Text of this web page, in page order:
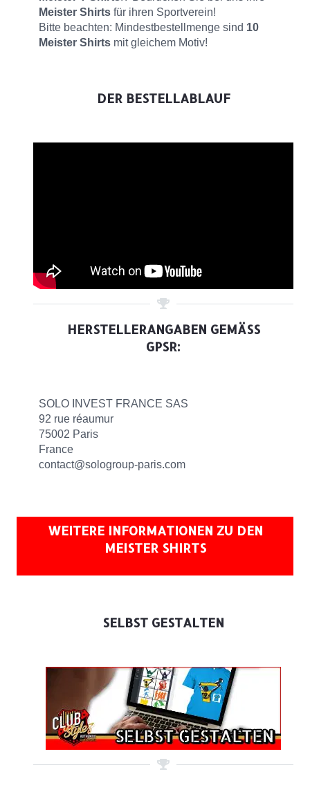
Meister Shirts für ihren Sportverein!
Bitte beachten: Mindestbestellmenge sind 10
Meister Shirts mit gleichem Motiv!
DER BESTELLABLAUF
HERSTELLERANGABEN GEMÄSS G
PSR:
SOLO INVEST FRANCE SAS
92 rue réaumur
75002 Paris
France
contact@sologroup-paris.com
WEITERE INFORMATIONEN ZU DEN
MEISTER SHIRTS
SELBST GESTALTEN